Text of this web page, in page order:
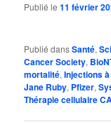
Publié le11 février
Publié dansSanté,
Cancer Society,
mortalité,Injections
Jane Ruby, Pfizer,
Thérapie cellulaire